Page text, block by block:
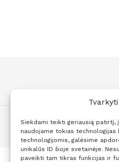
Siekdami teikti geriausią patirtį,
naudojame tokias
technologijomis, galėsime
unikalūs ID šioje svetainėje.
paveikti tam tikras funkcijas ir